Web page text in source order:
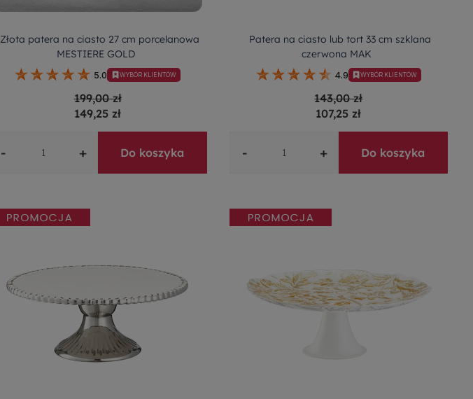
Złota patera na ciasto 27 cm porcelanowa
MESTIERE GOLD
5.0 WYBÓR KLIENTÓW
199,00 zł
149,25 zł
- + Do koszyka
Patera na ciasto lub tort 33 cm szklana
czerwona MAK
4.9 WYBÓR KLIENTÓW
143,00 zł
107,25 zł
- + Do koszyka